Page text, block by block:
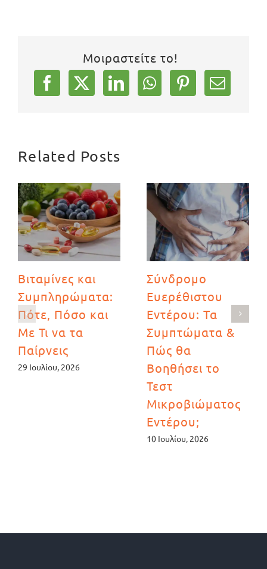
Μοιραστείτε το!
Related Posts
Βιταμίνες και
Συμπληρώματα:
Πότε, Πόσο και
Με Τι να τα
Παίρνεις
29 Ιουλίου, 2026
Σύνδρομο
Ευερέθιστου
Εντέρου: Τα
Συμπτώματα &
Πώς θα
Βοηθήσει το
Τεστ
Μικροβιώματος
Εντέρου;
10 Ιουλίου, 2026